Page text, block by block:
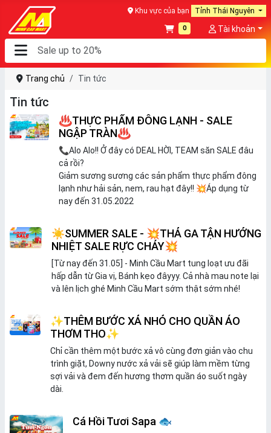
Khu vực của bạn Tỉnh Thái Nguyên
0 Tài khoản
Trang chủ Tin tức
Tin tức
♨️THỰC PHẨM ĐÔNG LẠNH - SALE
NGẬP TRÀN♨️
📞Alo Alo!! Ở đây có DEAL HỜI, TEAM săn SALE đâu
cả rồi?
Giảm sương sương các sản phẩm thực phẩm đông
lạnh như hải sản, nem, rau hạt đây!! 💥Áp dụng từ
nay đến 31.05.2022
☀️SUMMER SALE - 💥THẢ GA TẬN HƯỞNG
NHIỆT SALE RỰC CHÁY💥
[Từ nay đến 31.05] - Minh Cầu Mart tung loạt ưu đãi
hấp dẫn từ Gia vị, Bánh kẹo đâyyy. Cả nhà mau note lại
và lên lịch ghé Minh Cầu Mart sớm thật sớm nhé!
✨THÊM BƯỚC XẢ NHỎ CHO QUẦN ÁO
THƠM THO✨
Chỉ cần thêm một bước xả vô cùng đơn giản vào chu
trình giặt, Downy nước xả vải sẽ giúp làm mềm từng
sợi vải và đem đến hương thơm quần áo suốt ngày
dài.
Cá Hồi Tươi Sapa 🐟